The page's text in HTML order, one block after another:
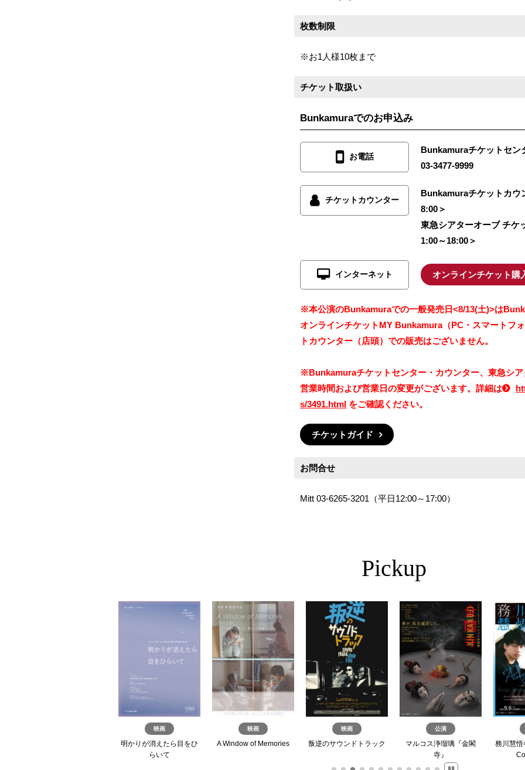
枚数制限
※お1人様10枚まで
チケット取扱い
Bunkamuraでのお申込み
お電話
Bunkamuraチケットセン
03-3477-9999
チケットカウンター
Bunkamuraチケットカウ
8:00＞
東急シアターオーブ チケ
1:00～18:00＞
インターネット オンラインチケット購
※本公演のBunkamuraでの一般発売日<8/13(土)>は
オンラインチケットMY Bunkamura（PC・スマートフ
トカウンター（店頭）での販売はございません。
※Bunkamuraチケットセンター・カウンター、東急シ
営業時間および営業日の変更がございます。詳細は
s/3491.html をご確認ください。
チケットガイド
お問合せ
Mitt 03-6265-3201（平日12:00～17:00）
Pickup
映画
明かりが消えたら目をひ
らいて
映画
A Window of Memories
映画
叛逆のサウンドトラック
公演
マルコス浄瑠璃『金閣
寺』
務川慧